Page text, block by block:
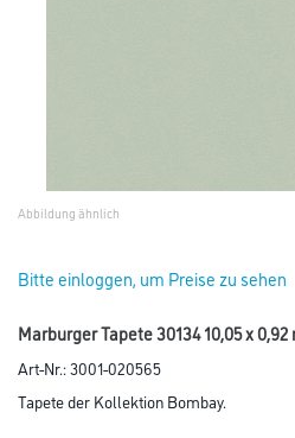
Abbildung ähnlich
Bitte einloggen, um Preise zu sehen
Marburger Tapete 30134 10,05 x
Art-Nr.:3001-020565
Tapete der Kollektion Bombay.